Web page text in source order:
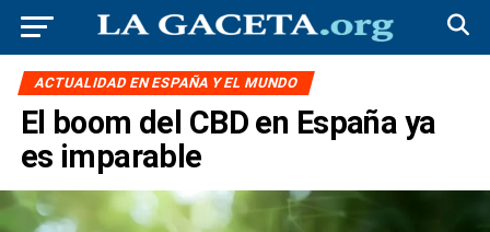
ACTUALIDAD EN ESPAÑA Y EL MUNDO
El boom del CBD en España ya
es imparable